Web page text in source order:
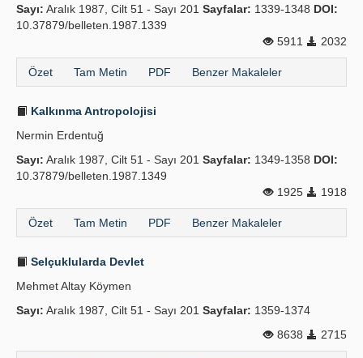
Sayı: Aralık 1987, Cilt 51 - Sayı 201 Sayfalar: 1339-1348 DOI:
10.37879/belleten.1987.1339
5911
2032
Özet Tam Metin PDF Benzer Makaleler
Kalkınma Antropolojisi
Nermin Erdentuğ
Sayı: Aralık 1987, Cilt 51 - Sayı 201 Sayfalar: 1349-1358 DOI:
10.37879/belleten.1987.1349
1925
1918
Özet Tam Metin PDF Benzer Makaleler
Selçuklularda Devlet
Mehmet Altay Köymen
Sayı: Aralık 1987, Cilt 51 - Sayı 201 Sayfalar: 1359-1374
8638
2715